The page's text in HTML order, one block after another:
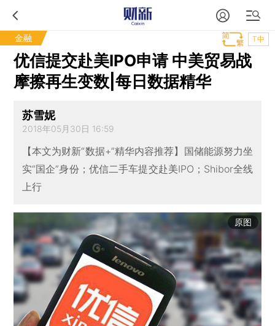
金融 T中
优信提交赴美IPO申请 中美贸易战
摩擦再生变数|每日数据精华
苏雪妮
2018年05月30日 16:59
【本文为财新“数据+”精华内容推荐】国储能源努力坐
实“国企”身份；优信二手车提交赴美IPO；Shibor全线
上行
原图